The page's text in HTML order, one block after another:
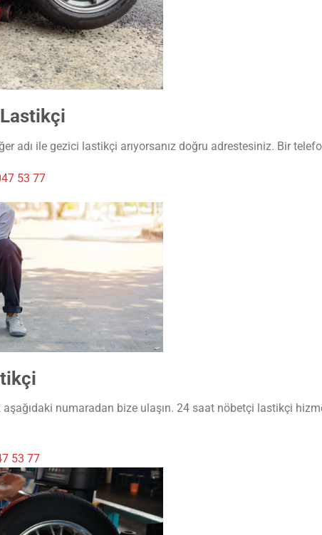
adı ile gezici lastikçi arıyorsanız doğru adrestesiniz. Bir
53 77
aşağıdaki numaradan bize ulaşın. 24 saat nöbetçi lastikçi
53 77